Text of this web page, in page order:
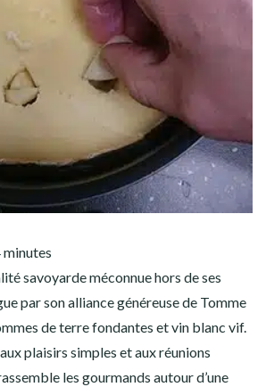
minutes
savoyarde méconnue hors de ses
par son alliance généreuse de Tomme
de terre fondantes et vin blanc vif.
plaisirs simples et aux réunions
les gourmands autour d’une